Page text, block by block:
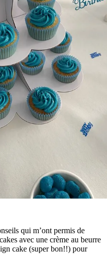
qui m’ont permis de
avec une crème au beurre
cake (super bon!!) pour